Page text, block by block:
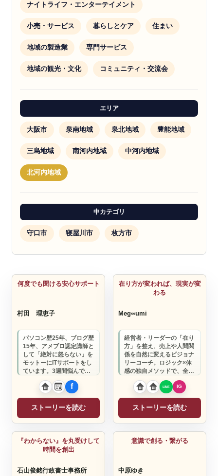
ナイトライフ・エンターテイメント
小売・サービス 暮らしとケア 住まい
地域の製造業 専門サービス
地域の観光・文化 コミュニティ・交流会
エリア
大阪市 泉南地域 泉北地域 豊能地域
三島地域 南河内地域 中河内地域
北河内地域
中カテゴリ
守口市 寝屋川市 枚方市
何度でも聞ける安心サポート
村田 理恵子
パソコン歴25年、ブログ歴
15年、アメブロ認定講師と
して「絶対に怒らない」を
モットーにITサポートをし
ています。3週間悩んでい
たことが5分で解決するこ
とも。困っ…
ストーリーを読む
在り方が変われば、現実が変
わる
Meg∞umi
経営者・リーダーの「在り
方」を整え、売上や人間関
係を自然に変えるビジョナ
リーコーチ。ロジック×体
感の独自メソッドで、全
国・海外からも選ばれてい
ます。
ストーリーを読む
行政書士
『わからない』を丸受けして
時間を創出
石山俊銘行政書士事務所
意識で創る・繋がる
中原ゆき